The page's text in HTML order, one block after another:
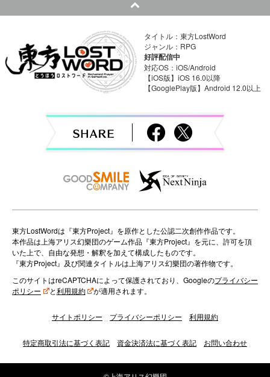
a
v
o
n
タイトル：東方LostWord
ジャンル：RPG
好評配信中
対応OS：iOS/Android
【iOS版】iOS 16.0以降
【GooglePlay版】Android 12.0以上
東方LostWordは『東方Project』を原作とした公認二次創作作品です。
本作品は上海アリス幻樂団のゲーム作品『東方Project』を元に、許可を頂
いた上で、自由な発想・解釈を加えて構成したものです。
『東方Project』及び関連タイトルは上海アリス幻樂団の著作物です。
このサイトはreCAPTCHAによって保護されており、Googleのプライバシー
ポリシー
と利用規約 が適用されます。
サイトポリシー プライバシーポリシー 利用規約
特定商取引法に基づく表記 資金決済法に基づく表記 お問い合わせ